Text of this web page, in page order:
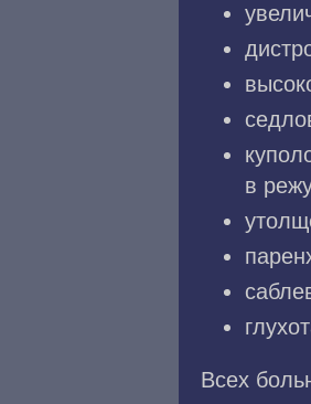
в
Всех